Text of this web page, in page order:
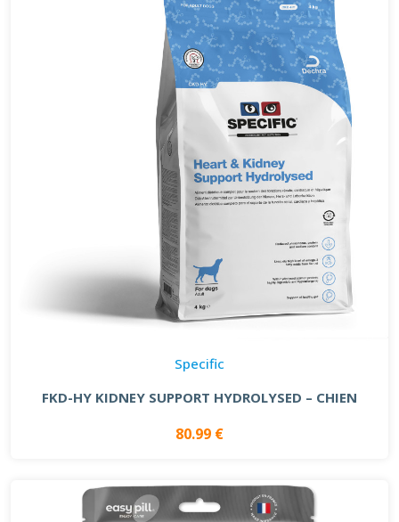
Specific
FKD-HY KIDNEY SUPPORT HYDROLYSED – CHIEN
80.99 €